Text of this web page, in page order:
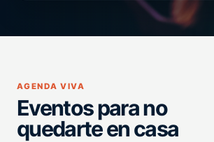
AGENDA VIVA
Eventos para no
quedarte en casa